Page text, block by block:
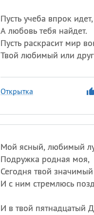
Пусть учеба впрок идет,
А любовь тебя найдет.
Пусть раскрасит мир
Твой любимый или
Открытка
Мой ясный, любимый
Подружка родная моя,
Сегодня твой
И с ним стремлюсь
И в твой пятнадцатый